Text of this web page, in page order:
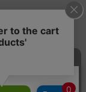
More
でしか手に入れら
なアイテムで、